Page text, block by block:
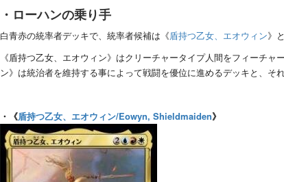
・ローハンの乗り手
白青赤の統率者デッキで、統率者候補は《盾持つ乙女、エオウィン》
《盾持つ乙女、エオウィン》はクリーチャータイプ人間をフィーチ
ン》は統治者を維持する事によって戦闘を優位に進めるデッキと、そ
・《盾持つ乙女、エオウィン/Eowyn, Shieldmaiden》